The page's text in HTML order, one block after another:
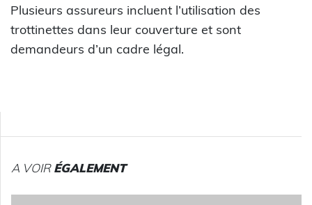
Plusieurs assureurs incluent l’utilisation des
trottinettes dans leur couverture et sont
demandeurs d’un cadre légal.
A VOIRÉGALEMENT